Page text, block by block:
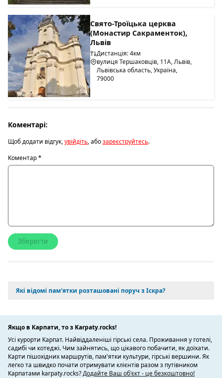
Свято-Троїцька церква
(Монастир Сакраменток),
Львів
Дистанція: 4км
вулиця Тершаковців, 11А, Львів,
Львівська область, Україна,
79000
Коментарі:
Щоб додати відгук,увійдіть, абозареєструйтесь.
Коментар*
Які відомі пам'ятки розташовані поруч з Іскра?
Якщо в Карпати, то з Karpaty.rocks!
Усі курорти Карпат. Найвіддаленіші гірські села. Проживання у готелі,
садибі чи котеджі. Чим зайнятись, що цікавого побачити, як доїхати.
Карти пішохідних маршрутів, пам'ятки культури, гірські вершини. Як
легко та швидко почати отримувати клієнтів разом з путівником
Карпатами karpaty.rocks?Додайте Ваш об'єкт - це безкоштовно!